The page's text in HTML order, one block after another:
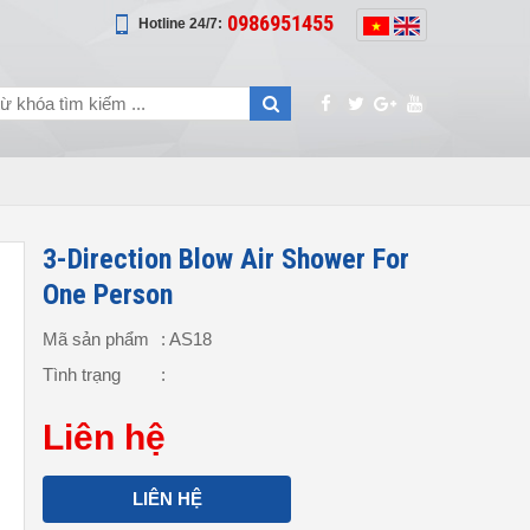
Hotline 24/7: 0986951455
3-Direction Blow Air Shower For
One Person
Mã sản phẩm
: AS18
Tình trạng
:
Liên hệ
LIÊN HỆ